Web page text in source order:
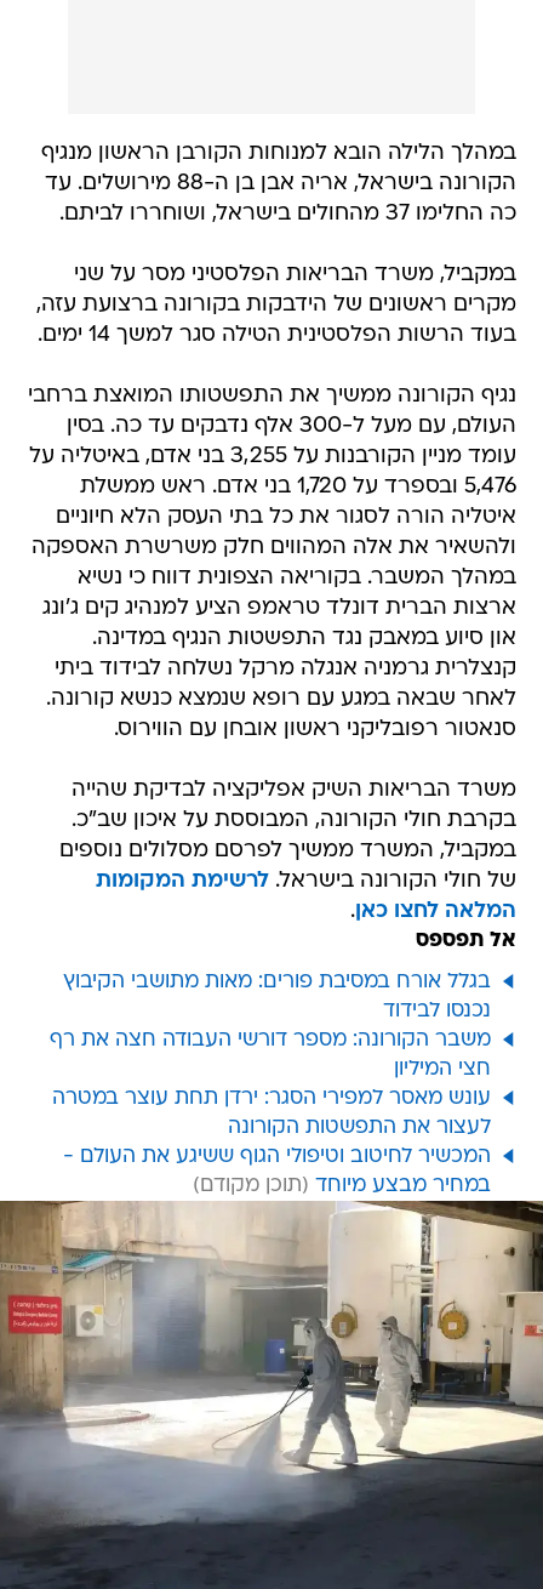
במהלך הלילה הובא למנוחות הקורבן הראשון מנגיף
הקורונה בישראל, אריה אבן בן ה-88 מירושלים. עד
כה החלימו 37 מהחולים בישראל, ושוחררו לביתם.
במקביל, משרד הבריאות הפלסטיני מסר על שני
מקרים ראשונים של הידבקות בקורונה ברצועת עזה,
בעוד הרשות הפלסטינית הטילה סגר למשך 14 ימים.
נגיף הקורונה ממשיך את התפשטותו המואצת ברחבי
העולם, עם מעל ל-300 אלף נדבקים עד כה. בסין
עומד מניין הקורבנות על 3,255 בני אדם, באיטליה על
5,476 ובספרד על 1,720 בני אדם. ראש ממשלת
איטליה הורה לסגור את כל בתי העסק הלא חיוניים
ולהשאיר את אלה המהווים חלק משרשרת האספקה
במהלך המשבר. בקוריאה הצפונית דווח כי נשיא
ארצות הברית דונלד טראמפ הציע למנהיג קים ג'ונג
און סיוע במאבק נגד התפשטות הנגיף במדינה.
קנצלרית גרמניה אנגלה מרקל נשלחה לבידוד ביתי
לאחר שבאה במגע עם רופא שנמצא כנשא קורונה.
סנאטור רפובליקני ראשון אובחן עם הווירוס.
משרד הבריאות השיק אפליקציה לבדיקת שהייה
בקרבת חולי הקורונה, המבוססת על איכון שב"כ.
במקביל, המשרד ממשיך לפרסם מסלולים נוספים
של חולי הקורונה בישראל.לרשימת המקומות
המלאה לחצו כאן.
אל תפספס
בגלל אורח במסיבת פורים: מאות מתושבי הקיבוץ
נכנסו לבידוד
משבר הקורונה: מספר דורשי העבודה חצה את רף
חצי המיליון
עונש מאסר למפירי הסגר: ירדן תחת עוצר במטרה
לעצור את התפשטות הקורונה
המכשיר לחיטוב וטיפולי הגוף ששיגע את העולם -
במחיר מבצע מיוחד